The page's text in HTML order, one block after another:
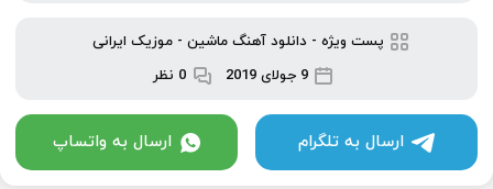
پست ویژه - دانلود آهنگ ماشین -موزیک ایرانی
9 جولای 2019
0 نظر
ارسال به تلگرام ارسال به واتساپ